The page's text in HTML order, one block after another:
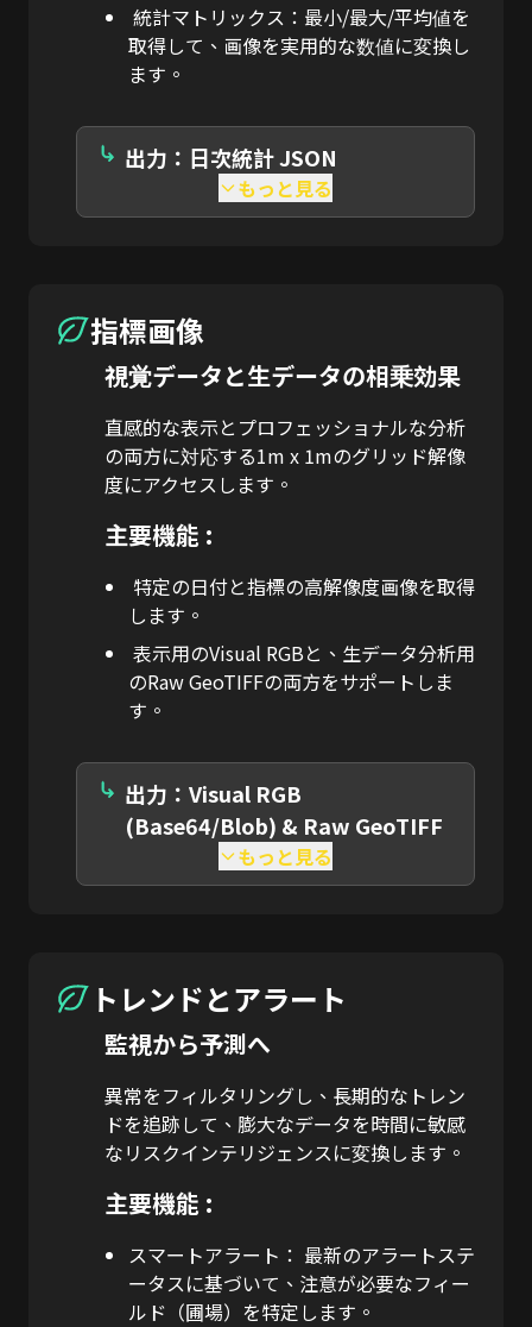
統計マトリックス：最小/最大/平均値を
取得して、画像を実用的な数値に変換し
ます。
出力：日次統計 JSON
もっと見る
指標画像
視覚データと生データの相乗効果
直感的な表示とプロフェッショナルな分析
の両方に対応する1m x 1mのグリッド解像
度にアクセスします。
主要機能 :
特定の日付と指標の高解像度画像を取得
します。
表示用のVisual RGBと、生データ分析用
のRaw GeoTIFFの両方をサポートしま
す。
出力：Visual RGB
(Base64/Blob) & Raw GeoTIFF
もっと見る
トレンドとアラート
監視から予測へ
異常をフィルタリングし、長期的なトレン
ドを追跡して、膨大なデータを時間に敏感
なリスクインテリジェンスに変換します。
主要機能 :
スマートアラート： 最新のアラートステ
ータスに基づいて、注意が必要なフィー
ルド（圃場）を特定します。